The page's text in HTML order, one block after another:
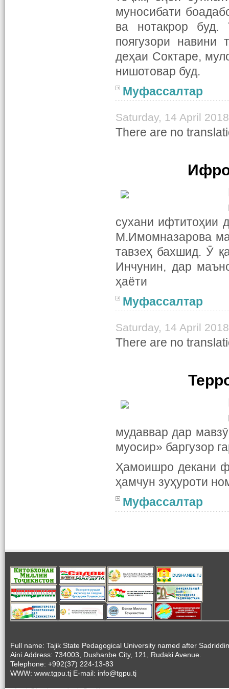
муносибати
ва нотакрор буд.
поягузори навини
деҳаи Соктаре,
нишотовар буд.
Муфассалтар
Saturday, 14 April
There are no
сухани ифтитоҳии
М.Имомназарова
тавзеҳ бахшид. Ӯ
Инчунин, дар
ҳаёти
Муфассалтар
Saturday, 14 April
There are no
мудаввар дар
муосир» баргузор
Ҳамоишро декани
ҳамчун зуҳуроти
Муфассалтар
Full name: Tajik State Pedagogical University named after Sadriddin
Aini.Address: 734003, Dushanbe City, 121, Rudaki Avenue.
Telephone: +992(37) 224-13-83
WWW: www.tgpu.tj E-mail: info@tgpu.tj